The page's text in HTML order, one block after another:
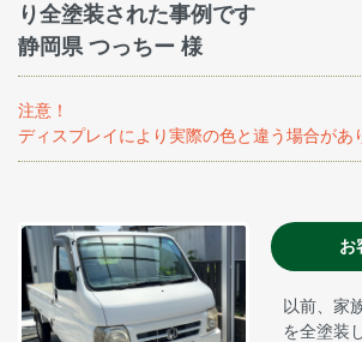
り全塗装された事例です
静岡県 つっちー 様
注意！
ディスプレイにより実際の色と違う場合があ
お
以前、家
を全塗装